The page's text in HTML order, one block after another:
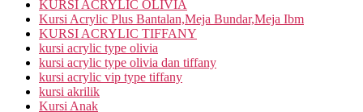
KURSI ACRYLIC OLIVIA
Kursi Acrylic Plus Bantalan,Meja Bundar,Meja Ibm
KURSI ACRYLIC TIFFANY
kursi acrylic type olivia
kursi acrylic type olivia dan tiffany
kursi acrylic vip type tiffany
kursi akrilik
Kursi Anak